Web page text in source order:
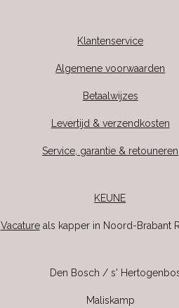
Klantenservice
Algemene voorwaarden
Betaalwijzes
Levertijd & verzendkosten
Service, garantie & retouneren
KEUNE
Vacatureals kapper in Noord-Brabant
Den Bosch / s'
Maliskamp